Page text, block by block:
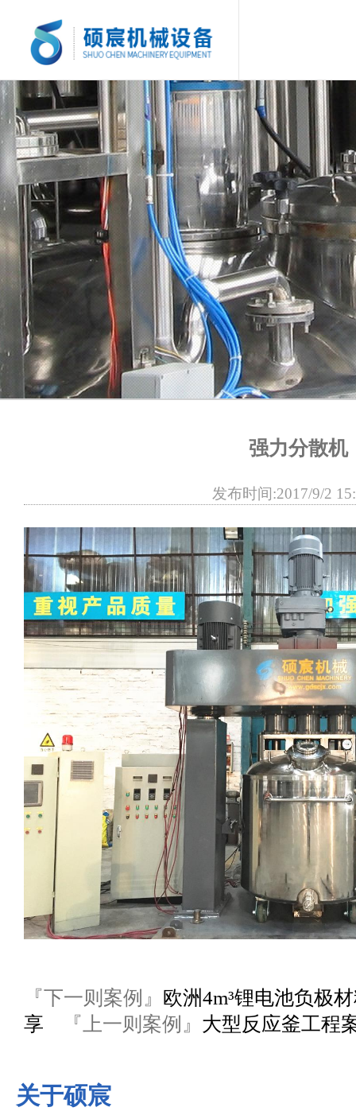
强力分散机
发布时间:2017/9/2
『下一则案例』 欧洲4m³锂电池负极
享 『上一则案例』 大型反应釜工程
关于硕宸